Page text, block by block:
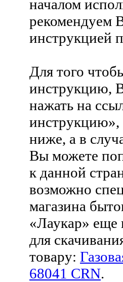
началом
рекомендуем
инструкцией
Для того
инструкцию,
нажать на
ниже, а в
Вы можете
к данной
возможно
магазина
«Лаукар» еще
для
товару:
68041 CRN.